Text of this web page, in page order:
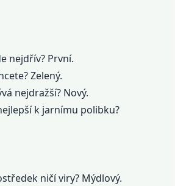
nejdřív? První.
Zelený.
nejdražší? Nový.
k jarnímu polibku?
ničí viry? Mýdlový.